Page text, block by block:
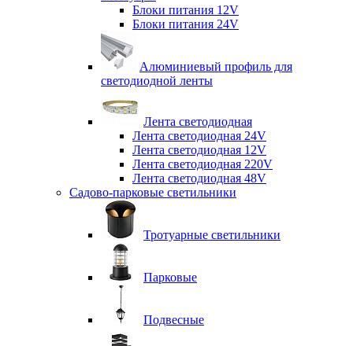
Блоки питания 12V
Блоки питания 24V
Алюминиевый профиль для
светодиодной ленты
Лента светодиодная
Лента светодиодная 24V
Лента светодиодная 12V
Лента светодиодная 220V
Лента светодиодная 48V
Садово-парковые светильники
Тротуарные светильники
Парковые
Подвесные